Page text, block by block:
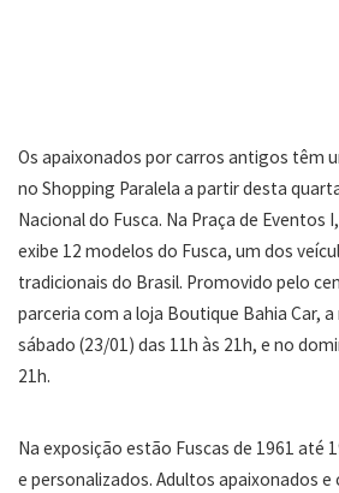
Os apaixonados por carros antigos têm
no Shopping Paralela a partir desta
Nacional do Fusca. Na Praça de Eventos
exibe 12 modelos do Fusca, um dos
tradicionais do Brasil. Promovido pelo
parceria com a loja Boutique Bahia Car,
sábado (23/01) das 11h às 21h, e no
21h.
Na exposição estão Fuscas de 1961 até
e personalizados. Adultos apaixonados e